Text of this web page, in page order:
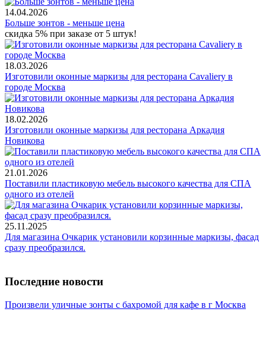
14.04.2026
Больше зонтов - меньше цена
скидка 5% при заказе от 5 штук!
18.03.2026
Изготовили оконные маркизы для ресторана Cavaliery в
городе Москва
18.02.2026
Изготовили оконные маркизы для ресторана Аркадия
Новикова
21.01.2026
Поставили пластиковую мебель высокого качества для СПА
одного из отелей
25.11.2025
Для магазина Очкарик установили корзинные маркизы, фасад
сразу преобразился.
Последние новости
Произвели уличные зонты с бахромой для кафе в г Москва